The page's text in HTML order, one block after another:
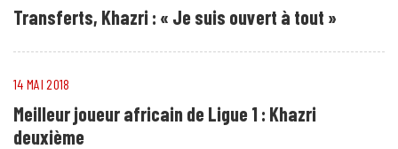
Transferts, Khazri : « Je suis ouvert à tout »
14 MAI 2018
Meilleur joueur africain de Ligue 1 : Khazri
deuxième